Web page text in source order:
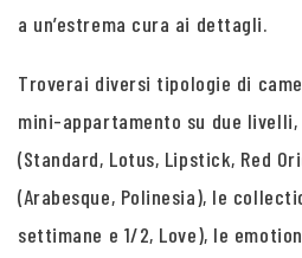
a un’estrema cura ai dettagli.
Troverai diversi tipologie di
mini-appartamento su due
(Standard, Lotus, Lipstick, Red
(Arabesque, Polinesia), le
settimane e 1/2, Love), le